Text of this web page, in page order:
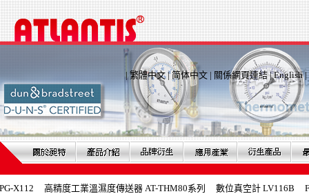
| 繁體中文|简体中文 | 關係網頁連結|English|
X112 高精度工業溫濕度傳送器 AT-THM80系列 數位真空計 LV116B